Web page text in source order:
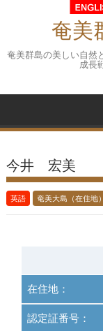
奄美
奄美群島の美しい自然
成長
今井 宏美
英語 奄美大島（在住地）
在住地：
認定証番号：